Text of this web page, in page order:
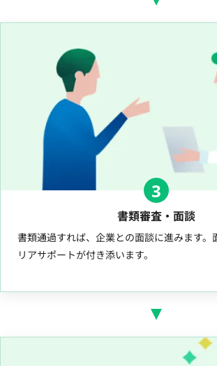
3
書類審査・面談
書類通過すれば、企業との面談に進みます。
リアサポートが付き添います。